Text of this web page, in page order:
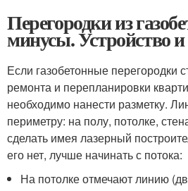
Перегородки из
минусы. Устройство и
Если газобетонные перегородки
ремонта и перепланировки
необходимо нанести разметку.
периметру: на полу, потолке,
сделать имея лазерный
его нет, лучше начинать с потока:
На потолке отмечают линию